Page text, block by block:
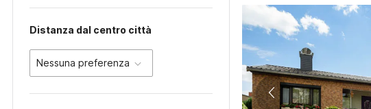
Distanza dal centro città
Nessuna preferenza